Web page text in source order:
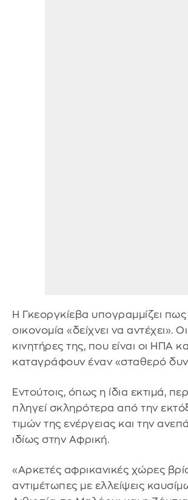
Η Γκεοργκίεβα υπογραμμίζει
οικονομία «δείχνει να αντέχει».
κινητήρες της, που είναι οι ΗΠΑ
καταγράφουν έναν «σταθερό
Εντούτοις, όπως η ίδια εκτιμά,
πληγεί σκληρότερα από την
τιμών της ενέργειας και την
ιδίως στην Αφρική.
«Αρκετές αφρικανικές χώρες
αντιμέτωπες με ελλείψεις